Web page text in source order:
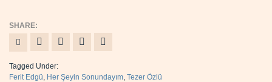
Tagged Under:
Ferit Edgü Her Şeyin Sonundayım Tezer Özlü